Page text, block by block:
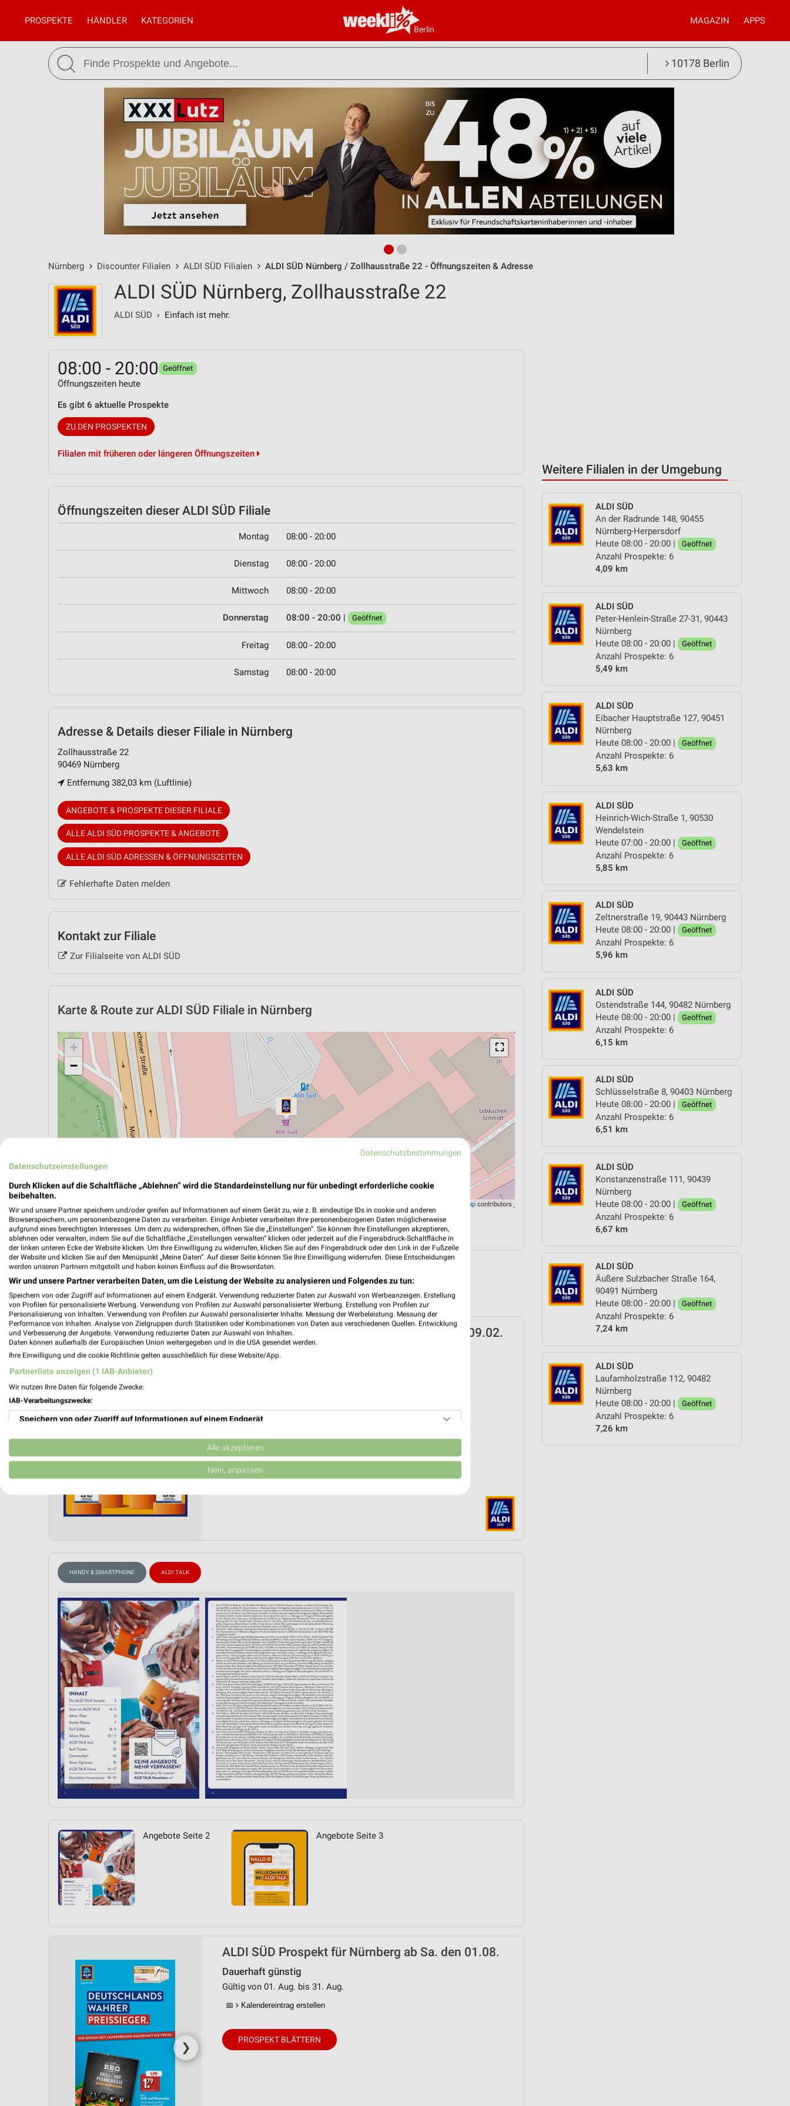
Berlin
PROSPEKTE HÄNDLER KATEGORIEN MAGAZIN APPS
10178 Berlin
Nürnberg Discounter Filialen ALDI SÜD Filialen ALDI SÜD Nürnberg / Zollhausstraße 22 - Öffnungszeiten & Adresse
Weitere Filialen in der Umgebung
ALDI SÜD
An der Radrunde 148, 90455
Nürnberg-Herpersdorf
Heute 08:00 - 20:00 |
Geöffnet
Anzahl Prospekte: 6
4,09 km
ALDI SÜD
Peter-Henlein-Straße 27-31, 90443
Nürnberg
Heute 08:00 - 20:00 |
Geöffnet
Anzahl Prospekte: 6
5,49 km
ALDI SÜD
Eibacher Hauptstraße 127, 90451
Nürnberg
Heute 08:00 - 20:00 |
Geöffnet
Anzahl Prospekte: 6
5,63 km
ALDI SÜD
Heinrich-Wich-Straße 1, 90530
Wendelstein
Heute 07:00 - 20:00 |
Geöffnet
Anzahl Prospekte: 6
5,85 km
ALDI SÜD
Zeltnerstraße 19, 90443 Nürnberg
Heute 08:00 - 20:00 |
Geöffnet
Anzahl Prospekte: 6
5,96 km
ALDI SÜD
Ostendstraße 144, 90482 Nürnberg
Heute 08:00 - 20:00 |
Geöffnet
Anzahl Prospekte: 6
6,15 km
ALDI SÜD
Schlüsselstraße 8, 90403 Nürnberg
Heute 08:00 - 20:00 |
Geöffnet
Anzahl Prospekte: 6
6,51 km
ALDI SÜD
Konstanzenstraße 111, 90439
Nürnberg
Heute 08:00 - 20:00 |
Geöffnet
Anzahl Prospekte: 6
6,67 km
ALDI SÜD
Äußere Sulzbacher Straße 164,
90491 Nürnberg
Heute 08:00 - 20:00 |
Geöffnet
Anzahl Prospekte: 6
7,24 km
ALDI SÜD
Laufamholzstraße 112, 90482
Nürnberg
Heute 08:00 - 20:00 |
Geöffnet
Anzahl Prospekte: 6
7,26 km
ALDI SÜD Nürnberg, Zollhausstraße 22
ALDI SÜD › Einfach ist mehr.
08:00 - 20:00 Geöffnet
Öffnungszeiten heute
Es gibt 6 aktuelle Prospekte
ZU DEN PROSPEKTEN
Filialen mit früheren oder längeren Öffnungszeiten
Öffnungszeiten dieser ALDI SÜD Filiale
Montag 08:00 - 20:00
Dienstag 08:00 - 20:00
Mittwoch 08:00 - 20:00
Donnerstag 08:00 - 20:00 | Geöffnet
Freitag 08:00 - 20:00
Samstag 08:00 - 20:00
Adresse & Details dieser Filiale in Nürnberg
Zollhausstraße 22
90469 Nürnberg
Entfernung 382,03 km (Luftlinie)
ANGEBOTE & PROSPEKTE DIESER FILIALE
ALLE ALDI SÜD PROSPEKTE & ANGEBOTE
ALLE ALDI SÜD ADRESSEN & ÖFFNUNGSZEITEN
Fehlerhafte Daten melden
Kontakt zur Filiale
Zur Filialseite von ALDI SÜD
Karte & Route zur ALDI SÜD Filiale in Nürnberg
⛶
+
−
OpenStreetMapcontributors
ÖPNV ANZEIGEN LADESÄULEN ANZEIGEN NAVIGATION MIT GOOGLE/IOS MAPS
Aktuelle Angebote in dieser Filiale
Letztes Prospektupdate: vor 5 Tagen
ALDI SÜD Prospekt für Nürnberg ab Mo. den 09.02.
ALDI Talk
PROSPEKT BLÄTTERN
HANDY & SMARTPHONE ALDI TALK
Angebote Seite 2 Angebote Seite 3
❯
ALDI SÜD Prospekt für Nürnberg ab Sa. den 01.08.
Dauerhaft günstig
Gültig von 01. Aug. bis 31. Aug.
📅 Kalendereintrag erstellen
PROSPEKT BLÄTTERN
Datenschutzbestimmungen
Datenschutzeinstellungen
Durch Klicken auf die Schaltfläche „Ablehnen“ wird die Standardeinstellung nur für unbedingt erforderliche cookie
beibehalten.
Wir und unsere Partner speichern und/oder greifen auf Informationen auf einem Gerät zu, wie z. B. eindeutige IDs in cookie und anderen
Browserspeichern, um personenbezogene Daten zu verarbeiten. Einige Anbieter verarbeiten Ihre personenbezogenen Daten möglicherweise
aufgrund eines berechtigten Interesses. Um dem zu widersprechen, öffnen Sie die „Einstellungen“. Sie können Ihre Einstellungen akzeptieren,
ablehnen oder verwalten, indem Sie auf die Schaltfläche „Einstellungen verwalten“ klicken oder jederzeit auf die Fingerabdruck-Schaltfläche in
der linken unteren Ecke der Website klicken. Um Ihre Einwilligung zu widerrufen, klicken Sie auf den Fingerabdruck oder den Link in der Fußzeile
der Website und klicken Sie auf den Menüpunkt „Meine Daten“. Auf dieser Seite können Sie Ihre Einwilligung widerrufen. Diese Entscheidungen
werden unseren Partnern mitgeteilt und haben keinen Einfluss auf die Browserdaten.
Wir und unsere Partner verarbeiten Daten, um die Leistung der Website zu analysieren und Folgendes zu tun:
Speichern von oder Zugriff auf Informationen auf einem Endgerät. Verwendung reduzierter Daten zur Auswahl von Werbeanzeigen. Erstellung
von Profilen für personalisierte Werbung. Verwendung von Profilen zur Auswahl personalisierter Werbung. Erstellung von Profilen zur
Personalisierung von Inhalten. Verwendung von Profilen zur Auswahl personalisierter Inhalte. Messung der Werbeleistung. Messung der
Performance von Inhalten. Analyse von Zielgruppen durch Statistiken oder Kombinationen von Daten aus verschiedenen Quellen. Entwicklung
und Verbesserung der Angebote. Verwendung reduzierter Daten zur Auswahl von Inhalten.
Daten können außerhalb der Europäischen Union weitergegeben und in die USA gesendet werden.
Ihre Einwilligung und die cookie Richtlinie gelten ausschließlich für diese Website/App.
Partnerliste anzeigen (1 IAB-Anbieter)
Wir nutzen Ihre Daten für folgende Zwecke:
IAB-Verarbeitungszwecke:
Speichern von oder Zugriff auf Informationen auf einem Endgerät
Verwendung reduzierter Daten zur Auswahl von Werbeanzeigen
Erstellung von Profilen für personalisierte Werbung
Erstellung von Profilen zur Personalisierung von Inhalten
Messung der Werbeleistung
Analyse von Zielgruppen durch Statistiken oder Kombinationen von Daten aus verschiedenen
Entwicklung und Verbesserung der Angebote
Verwendung reduzierter Daten zur Auswahl von Inhalten
IAB-Besonderheiten:
Verwendung genauer Standortdaten
Geräte anhand von aktiv angeforderten Informationen identifizieren
Nicht-IAB-Verarbeitungszwecke:
Performance
Alle akzeptieren
Nein, anpassen